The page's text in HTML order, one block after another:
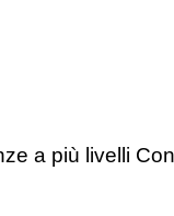
a più livelli